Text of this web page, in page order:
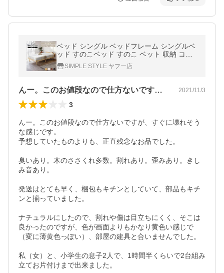
ベッド シングル ベッドフレーム シングルベ
ッド すのこベッド すのこ ベット 収納 コン
セント付き 高さ調節 おしゃれ
SIMPLE STYLE ヤフー店
んー。このお値段なので仕方ないですが、… 2021/11/3
3
んー。このお値段なので仕方ないですが、すぐに壊れそう
な感じです。
予想していたものよりも、正直残念なお品でした。
臭いあり。木のささくれ多数。割れあり。歪みあり。きし
み音あり。
発送はとても早く、梱包もキチンとしていて、部品もキチ
ンと揃っていました。
ナチュラルにしたので、割れや傷は目立ちにくく、そこは
良かったのですが、色が画面よりもかなり黄色い感じで
（変に薄黄色っぽい）、部屋の建具と合いませんでした。
私（女）と、小学生の息子2人で、1時間半くらいで2台組み
立てお片付けまで出来ました。